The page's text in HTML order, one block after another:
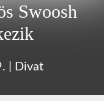
Swoosh
Divat